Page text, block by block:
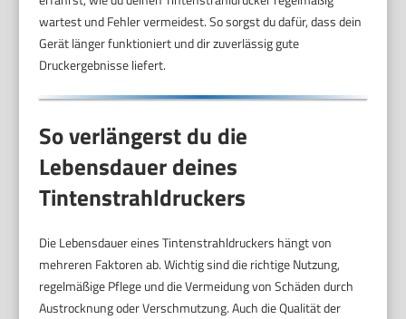
wartest und Fehler vermeidest. So sorgst du dafür, dass dein
Gerät länger funktioniert und dir zuverlässig gute
Druckergebnisse liefert.
So verlängerst du die
Lebensdauer deines
Tintenstrahldruckers
Die Lebensdauer eines Tintenstrahldruckers hängt von
mehreren Faktoren ab. Wichtig sind die richtige Nutzung,
regelmäßige Pflege und die Vermeidung von Schäden durch
Austrocknung oder Verschmutzung. Auch die Qualität der